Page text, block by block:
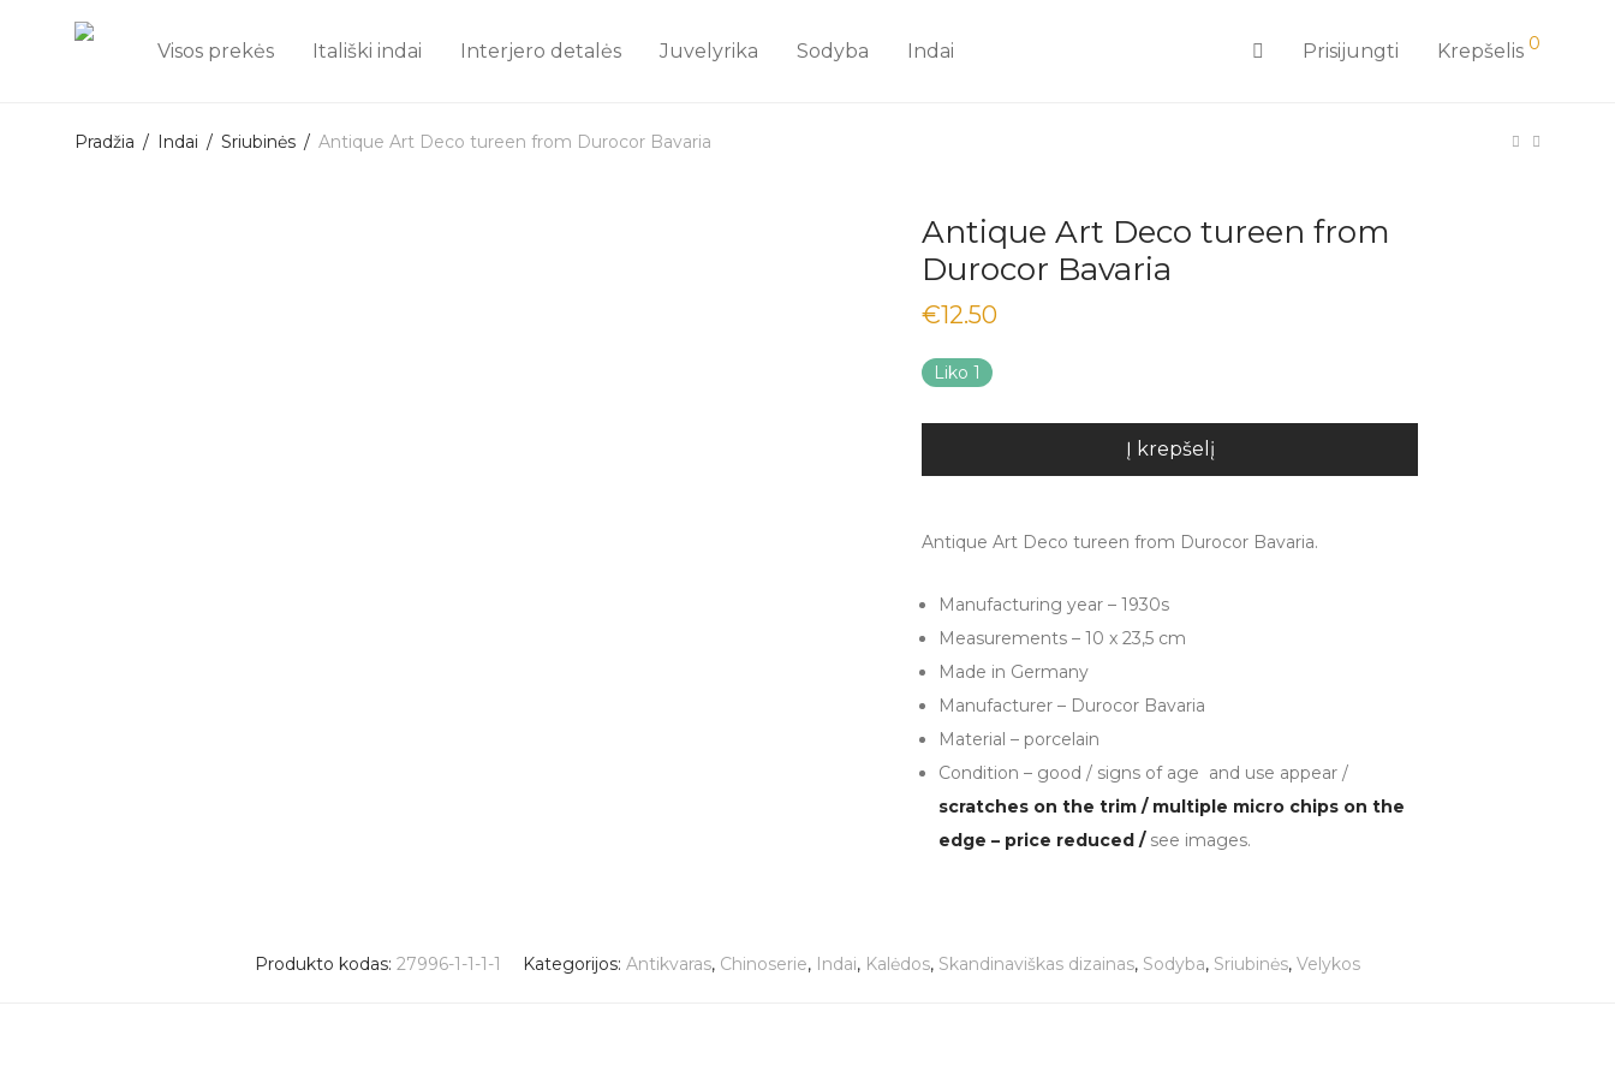
Visos prekės Itališki indai Interjero detalės Juvelyrika Sodyba Indai Prisijungti Krepšelis 0
Pradžia / Indai / Sriubinės / Antique Art Deco tureen from Durocor Bavaria
Antique Art Deco tureen from
Durocor Bavaria
€12.50
Liko 1
Į krepšelį
Antique Art Deco tureen from Durocor Bavaria.
Manufacturing year – 1930s
Measurements – 10 x 23,5 cm
Made in Germany
Manufacturer – Durocor Bavaria
Material – porcelain
Condition – good / signs of age and use appear /
scratches on the trim / multiple micro chips on the
edge – price reduced /see images.
Produkto kodas: 27996-1-1-1-1 Kategorijos: Antikvaras, Chinoserie, Indai, Kalėdos, Skandinaviškas dizainas, Sodyba, Sriubinės, Velykos